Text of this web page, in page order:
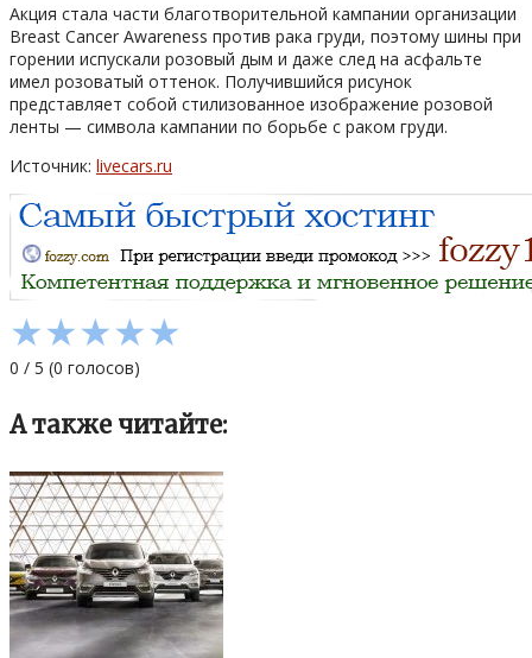
Акция стала части благотворительной кампании организации
Breast Cancer Awareness против рака груди, поэтому шины при
горении испускали розовый дым и даже след на асфальте
имел розоватый оттенок. Получившийся рисунок
представляет собой стилизованное изображение розовой
ленты — символа кампании по борьбе с раком груди.
Источник: livecars.ru
★★★★★
0 / 5 (0 голосов)
А также читайте: